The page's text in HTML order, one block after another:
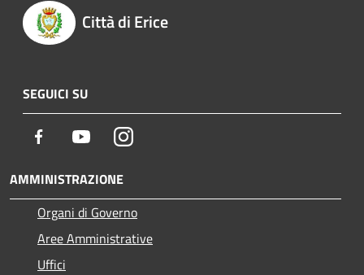
Città di Erice
SEGUICI SU
Facebook YoutubeInstagram
AMMINISTRAZIONE
Organi di Governo
Aree Amministrative
Uffici